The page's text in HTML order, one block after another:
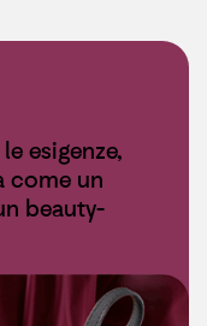
esigenze,
come un
beauty-